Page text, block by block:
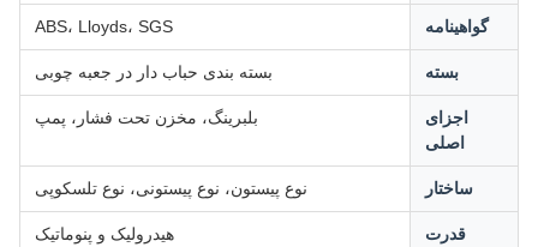
گواهینامه ABS، Lloyds، SGS
بسته بندی حباب دار در جعبه چوبی
اجزای
بلبرینگ، مخزن تحت فشار، پمپ
ساختار نوع پیستون، نوع پیستونی، نوع تلسکوپی
قدرت هیدرولیک و پنوماتیک